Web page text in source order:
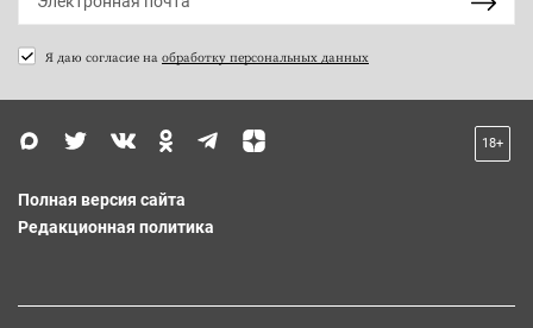
Я даю согласие на обработку персональных данных
18+
Полная версия сайта
Редакционная политика